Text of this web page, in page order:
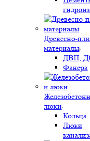
Древесно-
материалы
ДВП,
Фанера
люки
Кольца
Люки